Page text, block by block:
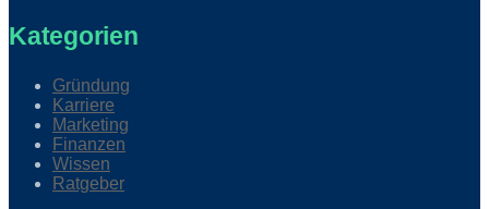
Kategorien
Gründung
Karriere
Marketing
Finanzen
Wissen
Ratgeber